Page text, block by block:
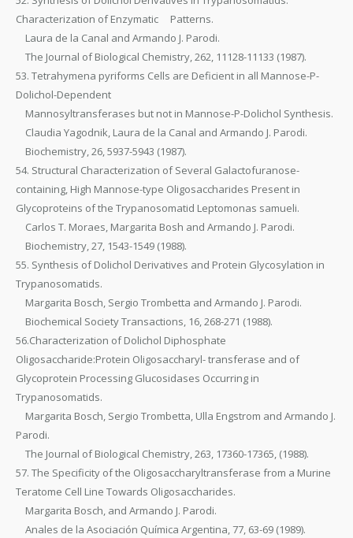
Characterization of Enzymatic Patterns.
Laura de la Canal and Armando J. Parodi.
The Journal of Biological Chemistry, 262, 11128-11133 (1987).
53. Tetrahymena pyriforms Cells are Deficient in all Mannose-P-
Dolichol-Dependent
Mannosyltransferases but not in Mannose-P-Dolichol Synthesis.
Claudia Yagodnik, Laura de la Canal and Armando J. Parodi.
Biochemistry, 26, 5937-5943 (1987).
54. Structural Characterization of Several Galactofuranose-
containing, High Mannose-type Oligosaccharides Present in
Glycoproteins of the Trypanosomatid Leptomonas samueli.
Carlos T. Moraes, Margarita Bosh and Armando J. Parodi.
Biochemistry, 27, 1543-1549 (1988).
55. Synthesis of Dolichol Derivatives and Protein Glycosylation in
Trypanosomatids.
Margarita Bosch, Sergio Trombetta and Armando J. Parodi.
Biochemical Society Transactions, 16, 268-271 (1988).
56.Characterization of Dolichol Diphosphate
Oligosaccharide:Protein Oligosaccharyl- transferase and of
Glycoprotein Processing Glucosidases Occurring in
Trypanosomatids.
Margarita Bosch, Sergio Trombetta, Ulla Engstrom and Armando J.
Parodi.
The Journal of Biological Chemistry, 263, 17360-17365, (1988).
57. The Specificity of the Oligosaccharyltransferase from a Murine
Teratome Cell Line Towards Oligosaccharides.
Margarita Bosch, and Armando J. Parodi.
Anales de la Asociación Química Argentina, 77, 63-69 (1989).